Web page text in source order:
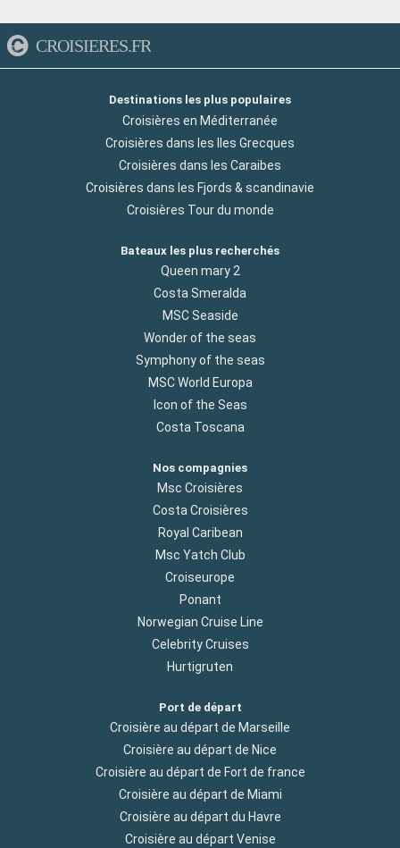
CROISIERES.FR
Destinations les plus populaires
Croisières en Méditerranée
Croisières dans les Iles Grecques
Croisières dans les Caraibes
Croisières dans les Fjords & scandinavie
Croisières Tour du monde
Bateaux les plus recherchés
Queen mary 2
Costa Smeralda
MSC Seaside
Wonder of the seas
Symphony of the seas
MSC World Europa
Icon of the Seas
Costa Toscana
Nos compagnies
Msc Croisières
Costa Croisières
Royal Caribean
Msc Yatch Club
Croiseurope
Ponant
Norwegian Cruise Line
Celebrity Cruises
Hurtigruten
Port de départ
Croisière au départ de Marseille
Croisière au départ de Nice
Croisière au départ de Fort de france
Croisière au départ de Miami
Croisière au départ du Havre
Croisière au départ Venise